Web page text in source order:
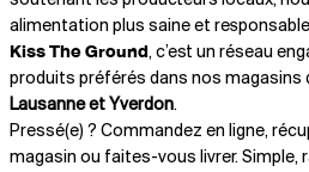
alimentation plus saine et
Kiss The Ground , c’est un réseau
produits préférés dans nos magasins
Lausanne et Yverdon.
Pressé(e) ? Commandez en ligne,
magasin ou faites-vous livrer. Simple,